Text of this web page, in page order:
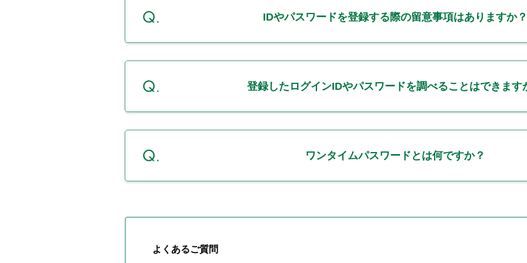
IDやパスワードを登録する際の留意事項はありますか？
登録したログインIDやパスワードを調べることはできます
ワンタイムパスワードとは何ですか？
よくあるご質問